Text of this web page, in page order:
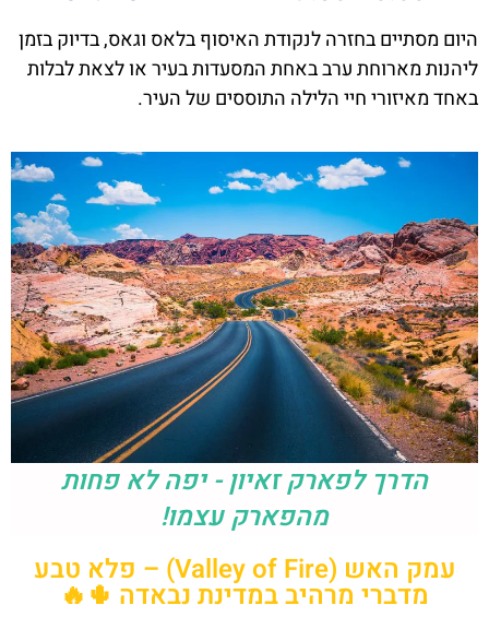
היום מסתיים בחזרה לנקודת האיסוף בלאס וגאס, בדיוק בזמן
ליהנות מארוחת ערב באחת המסעדות בעיר או לצאת לבלות
באחד מאיזורי חיי הלילה התוססים של העיר.
הדרך לפארק זאיון - יפה לא פחות
מהפארק עצמו!
עמק האש (Valley of Fire) – פלא טבע
מדברי מרהיב במדינת נבאדה 🌵🔥